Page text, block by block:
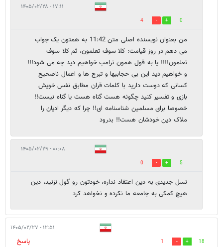
۱۷:۱۱ - ۱۴۰۵/۰۲/۲۸
0
4
من بعنوان نویسنده اصلی متن 11:42 به همتون یک جواب
می دهم در روز قیامت: کلا سوف تعلمون، ثم کلا سوف
تعلمون!!!! یا به قول همون ترامپ خواهیم دید چه می شود!!!
و خواهیم دید این بی حجابیها و تبرج ها و اعمال ناصحیح
کسانی که دوست دارید با کلمات قران مطابق نفس خویش
بازی و تفسیر کنید چگونه هست گناه هست یا گناه نیست!!
خصوصا برای مسلمین شناسنامه ای!! چرا که دیگر ادیان را
ملاک دین خودشان هست!! بدرود
۰۰:۰۸ - ۱۴۰۵/۰۲/۲۹
5
0
نسل جدیدی به دین اعتقاد نداره، خودتون رو گول نزنید، دین
هیچ کمکی به جامعه ما نکرده و نخواهد کرد
۱۲:۵۱ - ۱۴۰۵/۰۲/۲۷
18
1
پاسخ